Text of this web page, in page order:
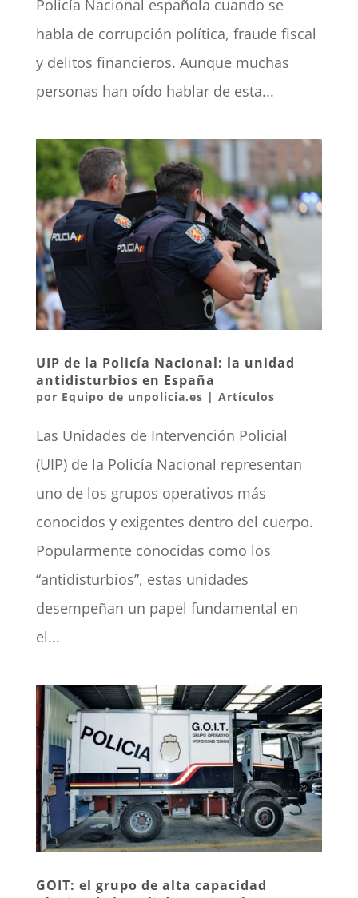
Policía Nacional española cuando se
habla de corrupción política, fraude fiscal
y delitos financieros. Aunque muchas
personas han oído hablar de esta...
UIP de la Policía Nacional: la unidad
antidisturbios en España
por Equipo de unpolicia.es | Artículos
Las Unidades de Intervención Policial
(UIP) de la Policía Nacional representan
uno de los grupos operativos más
conocidos y exigentes dentro del cuerpo.
Popularmente conocidas como los
“antidisturbios”, estas unidades
desempeñan un papel fundamental en
el...
GOIT: el grupo de alta capacidad